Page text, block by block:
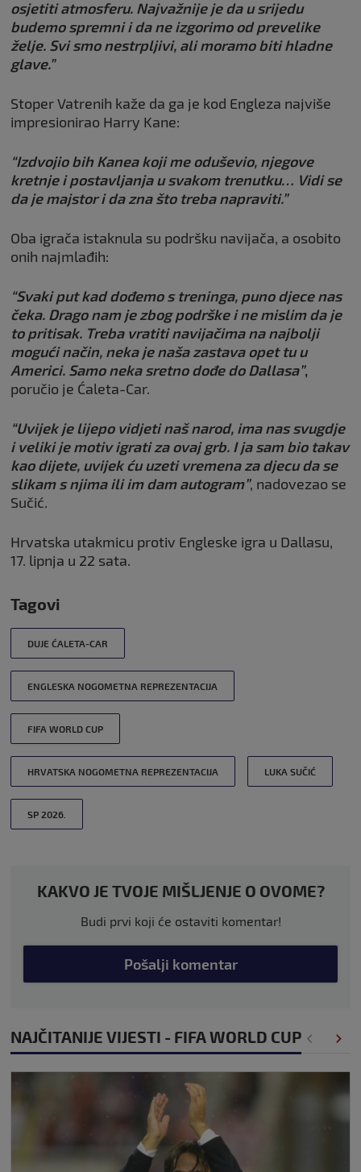
osjetiti atmosferu. Najvažnije je da u srijedu
budemo spremni i da ne izgorimo od prevelike
želje. Svi smo nestrpljivi, ali moramo biti hladne
glave.”
Stoper Vatrenih kaže da ga je kod Engleza najviše
impresionirao Harry Kane:
“Izdvojio bih Kanea koji me oduševio, njegove
kretnje i postavljanja u svakom trenutku… Vidi se
da je majstor i da zna što treba napraviti.”
Oba igrača istaknula su podršku navijača, a osobito
onih najmlađih:
“Svaki put kad dođemo s treninga, puno djece nas
čeka. Drago nam je zbog podrške i ne mislim da je
to pritisak. Treba vratiti navijačima na najbolji
mogući način, neka je naša zastava opet tu u
Americi. Samo neka sretno dođe do Dallasa”,
poručio je Ćaleta-Car.
“Uvijek je lijepo vidjeti naš narod, ima nas svugdje
i veliki je motiv igrati za ovaj grb. I ja sam bio takav
kao dijete, uvijek ću uzeti vremena za djecu da se
slikam s njima ili im dam autogram”, nadovezao se
Sučić.
Hrvatska utakmicu protiv Engleske igra u Dallasu,
17. lipnja u 22 sata.
Tagovi
DUJE ĆALETA-CAR
ENGLESKA NOGOMETNA REPREZENTACIJA
FIFA WORLD CUP
HRVATSKA NOGOMETNA REPREZENTACIJA LUKA SUČIĆ
SP 2026.
KAKVO JE TVOJE MIŠLJENJE O OVOME?
Budi prvi koji će ostaviti komentar!
Pošalji komentar
NAJČITANIJE VIJESTI - FIFA WORLD CUP